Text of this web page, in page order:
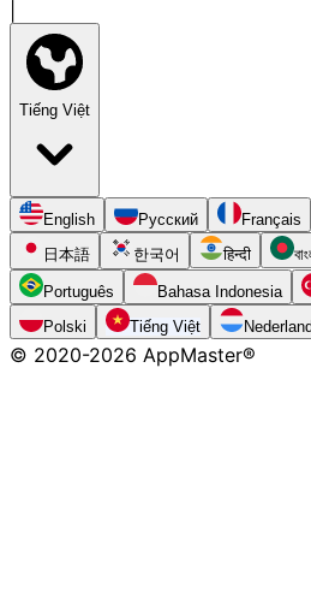
Tiếng Việt
English Русский Français
日本語
한국어 हिन्दी
Português Bahasa Indonesia
Polski
Tiếng Việt
© 2020-2026 AppMaster®